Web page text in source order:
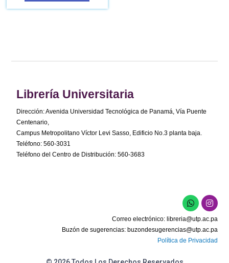
Librería Universitaria
Dirección: Avenida Universidad Tecnológica de Panamá, Vía Puente
Centenario,
Campus Metropolitano Víctor Levi Sasso, Edificio No.3 planta baja.
Teléfono: 560-3031
Teléfono del Centro de Distribución: 560-3683
Correo electrónico: libreria@utp.ac.pa
Buzón de sugerencias: buzondesugerencias@utp.ac.pa
Política de Privacidad